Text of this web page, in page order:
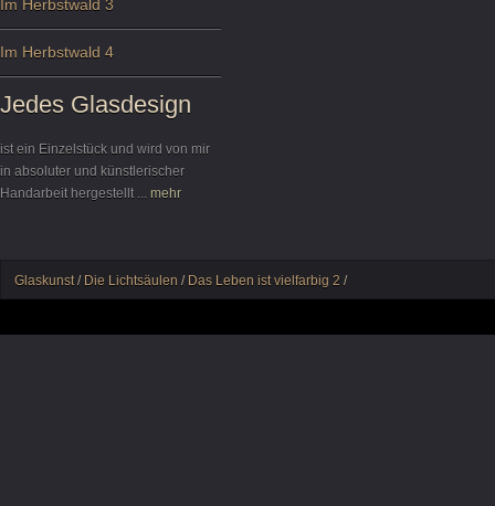
Im Herbstwald 3
Im Herbstwald 4
Jedes Glasdesign
ist ein Einzelstück und wird von mir
in absoluter und künstlerischer
Handarbeit hergestellt... mehr
Glaskunst/ Die Lichtsäulen / Das Leben ist vielfarbig 2 /